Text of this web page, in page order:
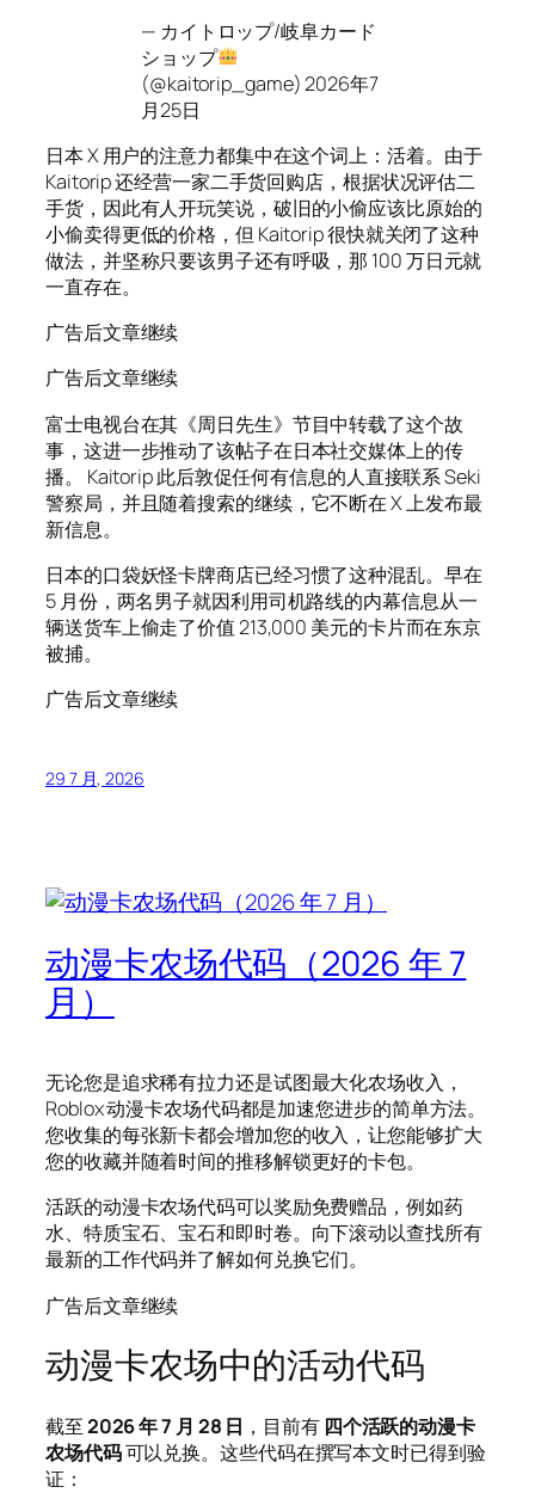
— カイトロップ/岐阜カード
ショップ
(@kaitorip_game) 2026年7
月25日
日本 X 用户的注意力都集中在这个词上：活着。由于
Kaitorip 还经营一家二手货回购店，根据状况评估二
手货，因此有人开玩笑说，破旧的小偷应该比原始的
小偷卖得更低的价格，但 Kaitorip 很快就关闭了这种
做法，并坚称只要该男子还有呼吸，那 100 万日元就
一直存在。
广告后文章继续
广告后文章继续
富士电视台在其《周日先生》节目中转载了这个故
事，这进一步推动了该帖子在日本社交媒体上的传
播。 Kaitorip 此后敦促任何有信息的人直接联系 Seki
警察局，并且随着搜索的继续，它不断在 X 上发布最
新信息。
日本的口袋妖怪卡牌商店已经习惯了这种混乱。早在
5 月份，两名男子就因利用司机路线的内幕信息从一
辆送货车上偷走了价值 213,000 美元的卡片而在东京
被捕。
广告后文章继续
29 7 月, 2026
动漫卡农场代码（2026 年 7
月）
无论您是追求稀有拉力还是试图最大化农场收入，
Roblox 动漫卡农场代码都是加速您进步的简单方法。
您收集的每张新卡都会增加您的收入，让您能够扩大
您的收藏并随着时间的推移解锁更好的卡包。
活跃的动漫卡农场代码可以奖励免费赠品，例如药
水、特质宝石、宝石和即时卷。向下滚动以查找所有
最新的工作代码并了解如何兑换它们。
广告后文章继续
动漫卡农场中的活动代码
截至2026 年 7 月 28 日 ，目前有 四个活跃的动漫卡
农场代码可以兑换。这些代码在撰写本文时已得到验
证：